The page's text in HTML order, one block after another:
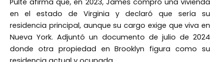
en el estado de Virginia y declaró que sería su
residencia principal, aunque su cargo exige que viva en
Nueva York. Adjuntó un documento de julio de 2024
donde otra propiedad en Brooklyn figura como su